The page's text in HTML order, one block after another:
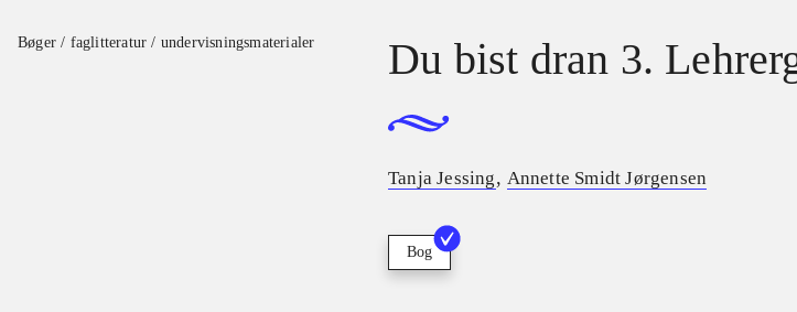
Bøger / faglitteratur / undervisningsmaterialer Du bist dran 3.
Tanja Jessing, Annette Smidt Jørgensen
Bog